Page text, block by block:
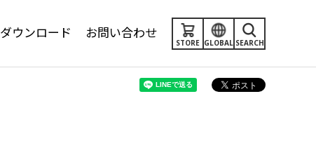
SEARCH
GLOBAL
STORE
ダウンロード お問い合わせ